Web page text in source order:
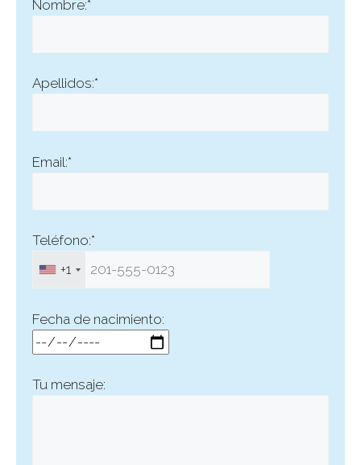
Nombre:*
Apellidos:*
Email:*
Teléfono:*
+1
Fecha de nacimiento:
Tu mensaje: